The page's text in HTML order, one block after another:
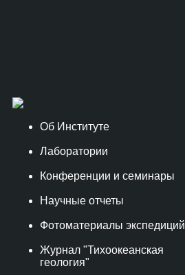
Об Институте
Лаборатории
Конференции и семинары
Научные отчеты
Фотоматериалы экспедиций
Журнал "Тихоокеанская
геология"